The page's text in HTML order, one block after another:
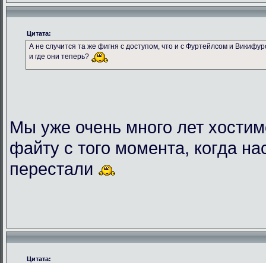
Цитата:
А не случится та же фигня с доступом, что и с Фуртейлсом и
и где они теперь?
Мы уже очень много лет
файту с того момента, когда
перестали
Цитата: